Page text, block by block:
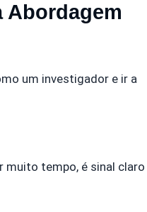
Abordagem
um investigador e ir a
muito tempo, é sinal claro